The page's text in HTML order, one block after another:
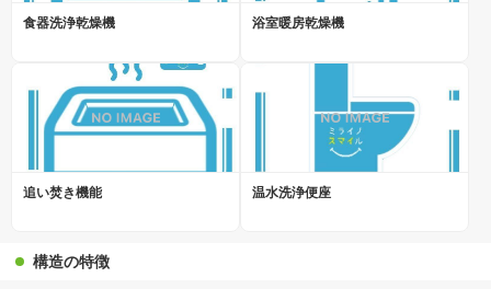
食器洗浄乾燥機 浴室暖房乾燥機
追い焚き機能 温水洗浄便座
構造の特徴